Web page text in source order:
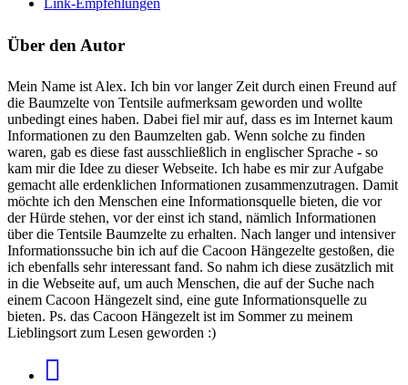
Link-Empfehlungen
Über den Autor
Mein Name ist Alex. Ich bin vor langer Zeit durch einen Freund auf
die Baumzelte von Tentsile aufmerksam geworden und wollte
unbedingt eines haben. Dabei fiel mir auf, dass es im Internet kaum
Informationen zu den Baumzelten gab. Wenn solche zu finden
waren, gab es diese fast ausschließlich in englischer Sprache - so
kam mir die Idee zu dieser Webseite. Ich habe es mir zur Aufgabe
gemacht alle erdenklichen Informationen zusammenzutragen. Damit
möchte ich den Menschen eine Informationsquelle bieten, die vor
der Hürde stehen, vor der einst ich stand, nämlich Informationen
über die Tentsile Baumzelte zu erhalten. Nach langer und intensiver
Informationssuche bin ich auf die Cacoon Hängezelte gestoßen, die
ich ebenfalls sehr interessant fand. So nahm ich diese zusätzlich mit
in die Webseite auf, um auch Menschen, die auf der Suche nach
einem Cacoon Hängezelt sind, eine gute Informationsquelle zu
bieten. Ps. das Cacoon Hängezelt ist im Sommer zu meinem
Lieblingsort zum Lesen geworden :)